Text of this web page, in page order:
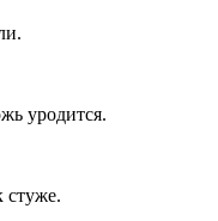
уродится.
стуже.